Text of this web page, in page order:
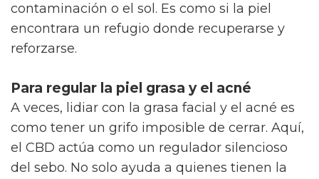
contaminación o el sol. Es como si la piel
encontrara un refugio donde recuperarse y
reforzarse.
Para regular la piel grasa y el acné
A veces, lidiar con la grasa facial y el acné es
como tener un grifo imposible de cerrar. Aquí,
el CBD actúa como un regulador silencioso
del sebo. No solo ayuda a quienes tienen la